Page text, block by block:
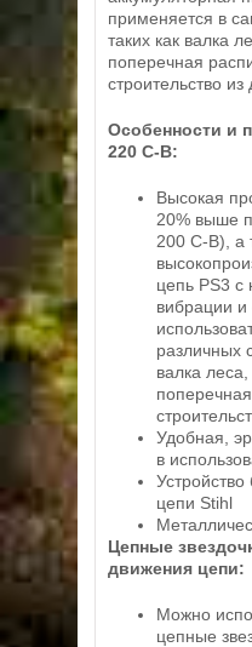
применяется в
таких как валка
поперечная
строительство из
Особенности и
220 C-B:
Высокая
20% выше
200 C-B), а
цепь PS3 с
вибрации и
различных
валка леса,
Удобная,
в
цепи Stihl
Цепные
движения цепи:
Можно
цепные